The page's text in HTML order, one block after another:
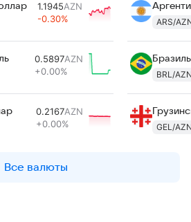
1.1945AZN
-0.30%
ARS/
0.5897AZN
+0.00%
BRL/
0.2167AZN
+0.00%
GEL/
Все валюты